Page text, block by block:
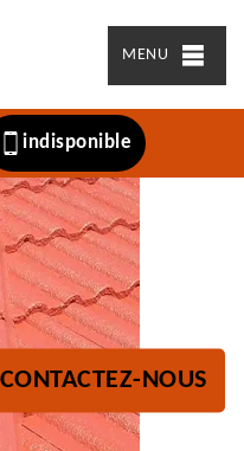
MENU
indisponible
CONTACTEZ-NOUS